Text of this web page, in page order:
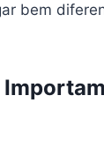
bem
Importam